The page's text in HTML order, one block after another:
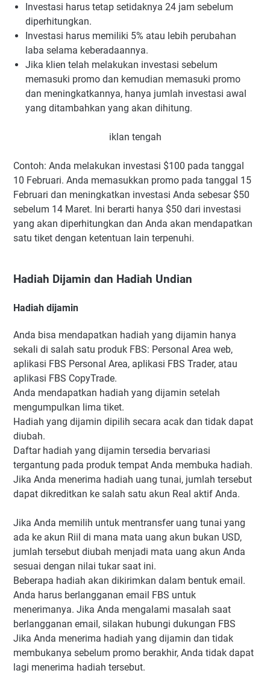
Investasi harus tetap setidaknya 24 jam sebelum
diperhitungkan.
Investasi harus memiliki 5% atau lebih perubahan
laba selama keberadaannya.
Jika klien telah melakukan investasi sebelum
memasuki promo dan kemudian memasuki promo
dan meningkatkannya, hanya jumlah investasi awal
yang ditambahkan yang akan dihitung.
iklan tengah
Contoh: Anda melakukan investasi $100 pada tanggal
10 Februari. Anda memasukkan promo pada tanggal 15
Februari dan meningkatkan investasi Anda sebesar $50
sebelum 14 Maret. Ini berarti hanya $50 dari investasi
yang akan diperhitungkan dan Anda akan mendapatkan
satu tiket dengan ketentuan lain terpenuhi.
Hadiah Dijamin dan Hadiah Undian
Hadiah dijamin
Anda bisa mendapatkan hadiah yang dijamin hanya
sekali di salah satu produk FBS: Personal Area web,
aplikasi FBS Personal Area, aplikasi FBS Trader, atau
aplikasi FBS CopyTrade.
Anda mendapatkan hadiah yang dijamin setelah
mengumpulkan lima tiket.
Hadiah yang dijamin dipilih secara acak dan tidak dapat
diubah.
Daftar hadiah yang dijamin tersedia bervariasi
tergantung pada produk tempat Anda membuka hadiah.
Jika Anda menerima hadiah uang tunai, jumlah tersebut
dapat dikreditkan ke salah satu akun Real aktif Anda.
Jika Anda memilih untuk mentransfer uang tunai yang
ada ke akun Riil di mana mata uang akun bukan USD,
jumlah tersebut diubah menjadi mata uang akun Anda
sesuai dengan nilai tukar saat ini.
Beberapa hadiah akan dikirimkan dalam bentuk email.
Anda harus berlangganan email FBS untuk
menerimanya. Jika Anda mengalami masalah saat
berlangganan email, silakan hubungi dukungan FBS
Jika Anda menerima hadiah yang dijamin dan tidak
membukanya sebelum promo berakhir, Anda tidak dapat
lagi menerima hadiah tersebut.